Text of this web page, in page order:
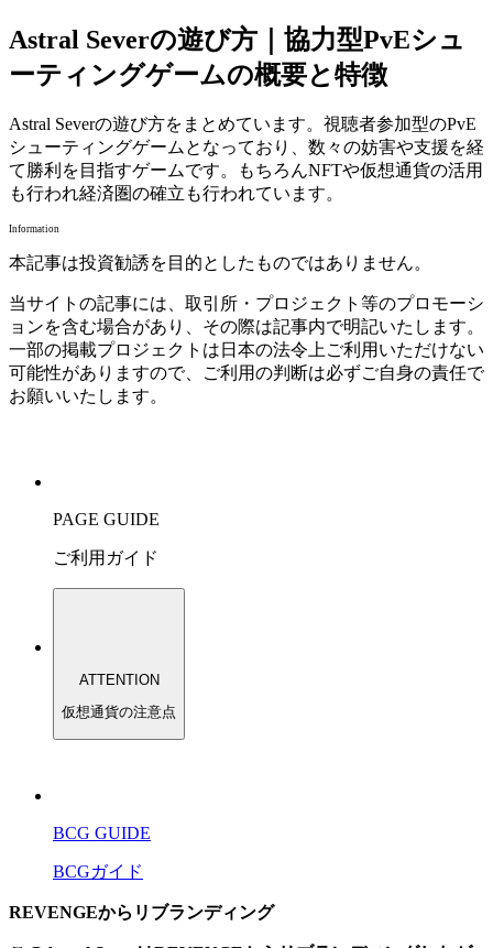
Astral Severの遊び方｜協力型PvEシュ
ーティングゲームの概要と特徴
Astral Severの遊び方をまとめています。視聴者参加型のPvE
シューティングゲームとなっており、数々の妨害や支援を経
て勝利を目指すゲームです。もちろんNFTや仮想通貨の活用
も行われ経済圏の確立も行われています。
Information
本記事は投資勧誘を目的としたものではありません。
当サイトの記事には、取引所・プロジェクト等のプロモーシ
ョンを含む場合があり、その際は記事内で明記いたします。
一部の掲載プロジェクトは日本の法令上ご利用いただけない
可能性がありますので、ご利用の判断は必ずご自身の責任で
お願いいたします。
PAGE GUIDE
ご利用ガイド
ATTENTION
仮想通貨の注意点
BCG GUIDE
BCGガイド
REVENGEからリブランディング